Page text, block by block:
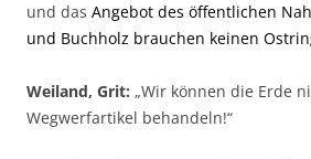
und das Angebot des öffentlichen
und Buchholz brauchen keinen
Weiland, Grit: „Wir können die Erde
Wegwerfartikel behandeln!“